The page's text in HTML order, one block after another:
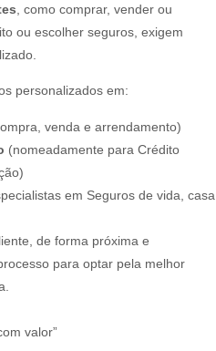
, como comprar, vender ou
ou escolher seguros, exigem
personalizados em:
venda e arrendamento)
(nomeadamente para Crédito
em Seguros de vida, casa
de forma próxima e
para optar pela melhor
valor”